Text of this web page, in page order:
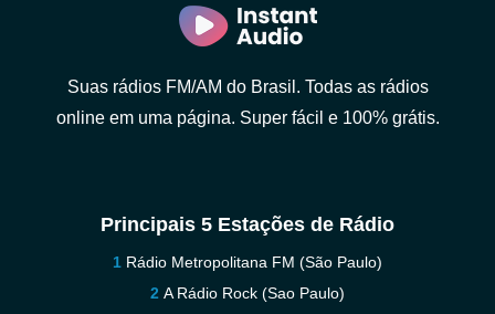
Suas rádios FM/AM do Brasil. Todas as rádios
online em uma página. Super fácil e 100% grátis.
Principais 5 Estações de Rádio
Rádio Metropolitana FM (São Paulo)
A Rádio Rock (Sao Paulo)